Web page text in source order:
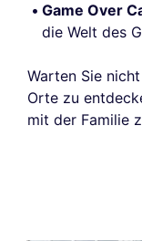
Game Over
die Welt des
Warten Sie
Orte zu
mit der Familie